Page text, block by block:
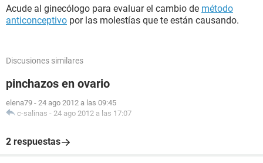
Acude al ginecólogo para evaluar el cambio de método
anticonceptivo por las molestías que te están causando.
Discusiones similares
pinchazos en ovario
elena79 - 24 ago 2012 a las 09:45
c-salinas - 24 ago 2012 a las 17:07
2 respuestas